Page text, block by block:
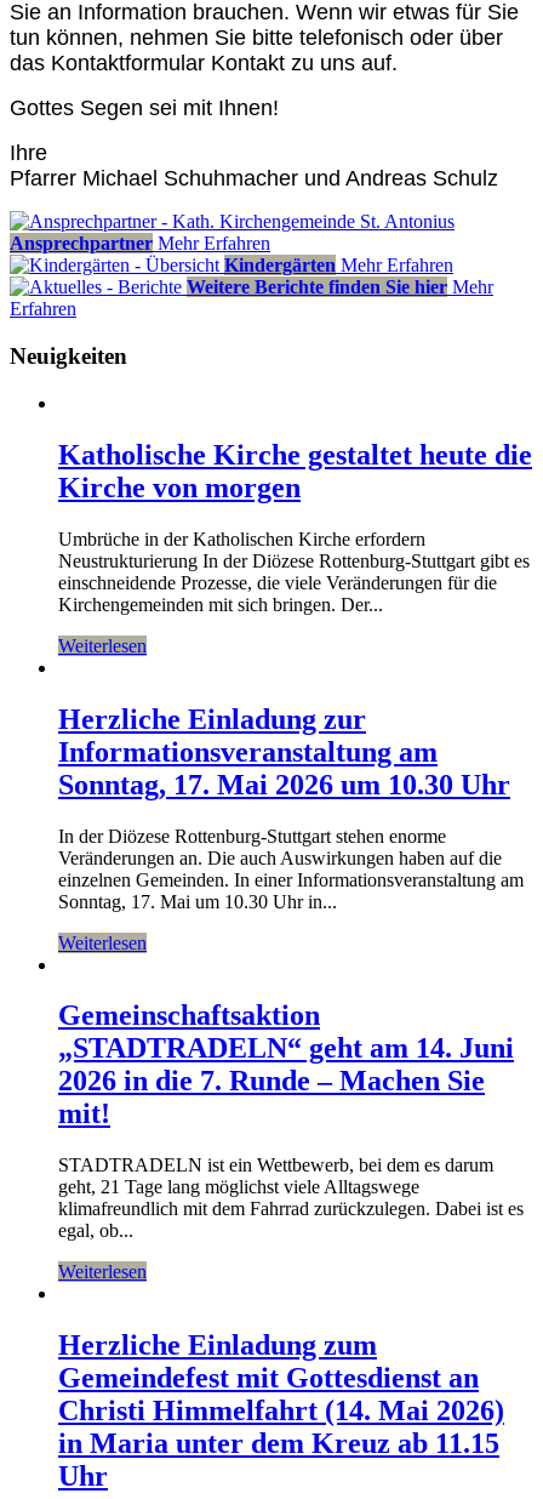
Sie an Information brauchen. Wenn wir etwas für Sie
tun können, nehmen Sie bitte telefonisch oder über
das Kontaktformular Kontakt zu uns auf.
Gottes Segen sei mit Ihnen!
Ihre
Pfarrer Michael Schuhmacher und Andreas Schulz
Ansprechpartner Mehr Erfahren
Kindergärten Mehr Erfahren
Weitere Berichte finden Sie hier Mehr
Erfahren
Neuigkeiten
Katholische Kirche gestaltet heute die
Kirche von morgen
Umbrüche in der Katholischen Kirche erfordern
Neustrukturierung In der Diözese Rottenburg-Stuttgart gibt es
einschneidende Prozesse, die viele Veränderungen für die
Kirchengemeinden mit sich bringen. Der...
Weiterlesen
Herzliche Einladung zur
Informationsveranstaltung am
Sonntag, 17. Mai 2026 um 10.30 Uhr
In der Diözese Rottenburg-Stuttgart stehen enorme
Veränderungen an. Die auch Auswirkungen haben auf die
einzelnen Gemeinden. In einer Informationsveranstaltung am
Sonntag, 17. Mai um 10.30 Uhr in...
Weiterlesen
Gemeinschaftsaktion
„STADTRADELN“ geht am 14. Juni
2026 in die 7. Runde – Machen Sie
mit!
STADTRADELN ist ein Wettbewerb, bei dem es darum
geht, 21 Tage lang möglichst viele Alltagswege
klimafreundlich mit dem Fahrrad zurückzulegen. Dabei ist es
egal, ob...
Weiterlesen
Herzliche Einladung zum
Gemeindefest mit Gottesdienst an
Christi Himmelfahrt (14. Mai 2026)
in Maria unter dem Kreuz ab 11.15
Uhr